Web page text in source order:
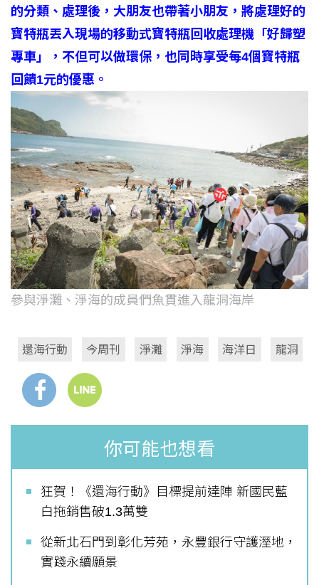
的分類、處理後，大朋友也帶著小朋友，將處理好的
寶特瓶丟入現場的移動式寶特瓶回收處理機「好歸塑
專車」，不但可以做環保，也同時享受每4個寶特瓶
回饋1元的優惠。
參與淨灘、淨海的成員們魚貫進入龍洞海岸
還海行動 今周刊 淨灘 淨海 海洋日 龍洞
你可能也想看
狂賀！《還海行動》目標提前達陣 新國民藍
白拖銷售破1.3萬雙
從新北石門到彰化芳苑，永豐銀行守護溼地，
實踐永續願景